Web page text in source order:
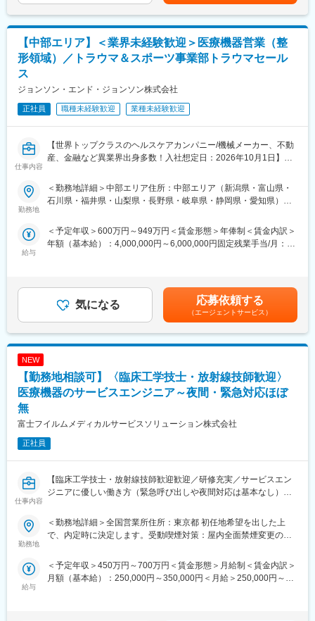
・同社は自社で医療機器の研究開発を行っているため、医師・取
引先からの要望を直接製品に反映させる仕組みができておりま
す。他の商社に比べて「ものづくり」に対しての想い・医療に対
しての強い想いを持つ人が多くいる企業です。
変更の範囲：会社の定める業務
を提案していただきます。医師のニーズを掘り下げた上で解決に
最適なソリューションを提案する、コンサルティングのような営
業スタイルになります。
＜具体的な業務内容＞
・担当する製品の提案、技術サポート（手術の立会いあり）
・販売代理店へのサポート
・各種学会への参加
・担当施設の患者集患の提案、実行
※緊急の呼び出し等は発生いたしません。
サージェリー事業本部で展開している外科の製品群で「手術用縫
合糸」「手術用器機」「止血剤」の大きく3つ分けれております。
入社後はいずれかの製品群を担当いただきます。豊富なラインナ
ン提案が可能です。
を頂くなど基礎的な知識を身につけてからの現場配属になりま
す。現場配属後も上長や先輩社員との営業動向や勉強会、年次や
階層別の研修プログラムを用意しているため、継続的に知識習得
をする環境が整っております。
※初期研修期間中は会社で手配するビジネスホテルに宿泊していた
■キャリアパス
・マネージャー、本社部門など、長期的に多くのキャリアパスが
ます。
例）GROWプログラム：短期間にて他部署の業務体験が可能／社
内公募制度：職種、セクター間の異動を行える制度
変更の範囲：会社の定める業務
含めた表記です。
【中部エリア】＜業界未経験歓迎＞医療機器営業（整
形領域）／トラウマ＆スポーツ事業部トラウマセール
ス
ジョンソン・エンド・ジョンソン株式会社
正社員 職種未経験歓迎 業種未経験歓迎
仕事内容
【世界トップクラスのヘルスケアカンパニー/機械メーカー、不動
産、金融など異業界出身多数！入社想定日：2026年10月1日】
担当エリアの病院（主に医師）に対し、当社にて扱っている製品
を提案していただきます。医師のニーズを掘り下げた上で解決に
＜具体的な業務内容＞
・担当する製品の提案、技術サポート（手術の立会いあり）
・各種学会への参加
■事業部について：
オーソペディックス事業本部は、整形領域で使用されるインプラ
ント製品を取り扱っています。今回採用するのはトラウマ／スポ
ーツビジネスの営業職を募集しております。
ケットリーダーを維持し、そして今後も新製品の導入を継続的に
計画しています。
圧倒的な製品ポートフォリオとセールスカバレッジにより、更な
ています
スポーツビジネス（スポーツ整形領域）は、反復性肩関節脱臼、
腱板断裂修復術などに用いるスーチャーアンカーを世界て初めて
発売。国内においても最初に生体内吸収性の製品を導入し、金属
製、PEEK製を含め、手指・肘・股・膝・足関節の靱帯等修復術に
対応する多様なラインナップをそろえています。
実施。実機に触れて基礎を習得後配属。配属後もOJTやeラーニン
グで未経験者も成長可能な体制です。基礎重視で安心して学べる
■留意事項：
ジョンソン・エンド・ジョンソンは、当社の整形外科事業を分
勤務地
＜勤務地詳細＞中部エリア住所：中部エリア（新潟県・富山県・
石川県・福井県・山梨県・長野県・岐阜県・静岡県・愛知県）を
囲：会社の定める事業所
給与
＜予定年収＞600万円～949万円＜賃金形態＞年俸制＜賃金内訳＞
年額（基本給）：4,000,000円～6,000,000円固定残業手当/月：
補足＞※ご経験やスキルを考慮し決定いたします。※上記年収はイ
ンセンティブを含む金額です。賃金はあくまでも目安の金額であ
り、選考を通じて上下する可能性があります。月給(月額)は固定手
当を含めた表記です。
気になる 応募依頼する
（エージェントサービス）
NEW
【勤務地相談可】〈臨床工学技士・放射線技師歓迎〉
医療機器のサービスエンジニア～夜間・緊急対応ほぼ
無
富士フイルムメディカルサービスソリューション株式会社
正社員
仕事内容
【臨床工学技士・放射線技師歓迎歓迎／研修充実／サービスエン
ジニアに優しい働き方（緊急呼び出しや夜間対応は基本なし）／
実／企業都合の転勤ほぼ無】
■職務内容：
す。1日の訪問頻度は点検、オンコール呼び出しを含み2～3件程
度になります。
勤務地
＜勤務地詳細＞全国営業所住所：東京都 初任地希望を出した上
で、内定時に決定します。受動喫煙対策：屋内全面禁煙変更の範
給与
＜予定年収＞450万円～700万円＜賃金形態＞月給制＜賃金内訳＞
月額（基本給）：250,000円～350,000円＜月給＞250,000円～